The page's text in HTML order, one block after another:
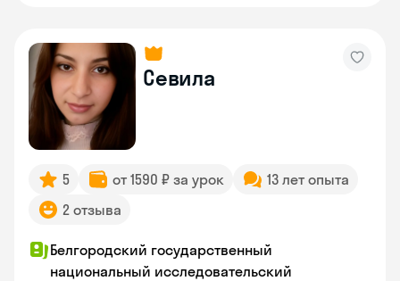
Севила
5 от 1590 ₽ за урок
13 лет опыта
2 отзыва
Белгородский государственный
национальный исследовательский